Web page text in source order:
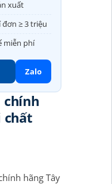
xuất
≥ 3 triệu
miễn phí
Zalo
chính
chất
hãng Tây